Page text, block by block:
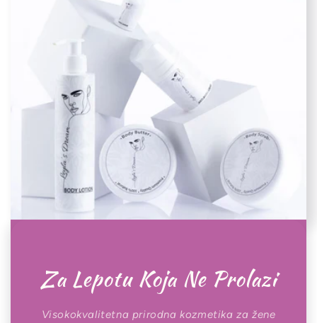
Za Lepotu Koja Ne Prolazi
Visokokvalitetna prirodna kozmetika za žene